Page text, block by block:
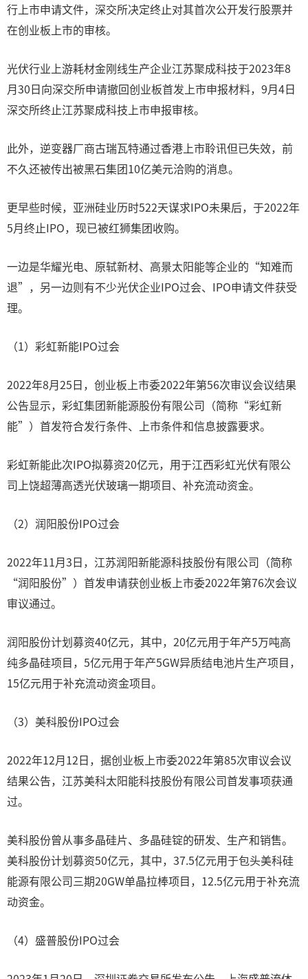
行上市申请文件，深交所决定终止对其首次公开发行股票并
在创业板上市的审核。
光伏行业上游耗材金刚线生产企业江苏聚成科技于2023年8
月30日向深交所申请撤回创业板首发上市申报材料，9月4日
深交所终止江苏聚成科技上市申报审核。
此外，逆变器厂商古瑞瓦特通过香港上市聆讯但已失效，前
不久还被传出被黑石集团10亿美元洽购的消息。
更早些时候，亚洲硅业历时522天谋求IPO未果后，于2022年
5月终止IPO，现已被红狮集团收购。
一边是华耀光电、原轼新材、高景太阳能等企业的“知难而
退”，另一边则有不少光伏企业IPO过会、IPO申请文件获受
理。
（1）彩虹新能IPO过会
2022年8月25日，创业板上市委2022年第56次审议会议结果
公告显示，彩虹集团新能源股份有限公司（简称“彩虹新
能”）首发符合发行条件、上市条件和信息披露要求。
彩虹新能此次IPO拟募资20亿元，用于江西彩虹光伏有限公
司上饶超薄高透光伏玻璃一期项目、补充流动资金。
（2）润阳股份IPO过会
2022年11月3日，江苏润阳新能源科技股份有限公司（简称
“润阳股份”）首发申请获创业板上市委2022年第76次会议
审议通过。
润阳股份计划募资40亿元，其中，20亿元用于年产5万吨高
纯多晶硅项目，5亿元用于年产5GW异质结电池片生产项目，
15亿元用于补充流动资金项目。
（3）美科股份IPO过会
2022年12月12日，据创业板上市委2022年第85次审议会议
结果公告，江苏美科太阳能科技股份有限公司首发事项获通
过。
美科股份曾从事多晶硅片、多晶硅锭的研发、生产和销售。
美科股份计划募资50亿元，其中，37.5亿元用于包头美科硅
能源有限公司三期20GW单晶拉棒项目，12.5亿元用于补充流
动资金。
（4）盛普股份IPO过会